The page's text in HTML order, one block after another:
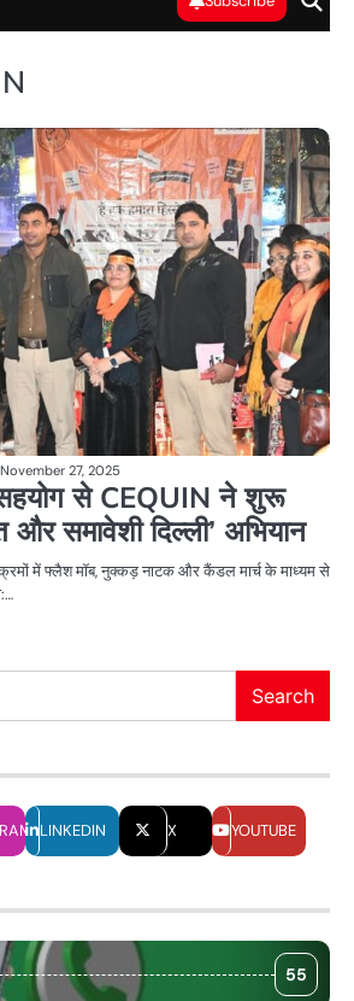
November 27, 2025
से CEQUIN ने शुरू
और समावेशी दिल्ली’ अभियान
में फ्लैश मॉब, नुक्कड़ नाटक और कैंडल मार्च के माध्यम से
Search
LINKEDIN X YOUTUBE
55